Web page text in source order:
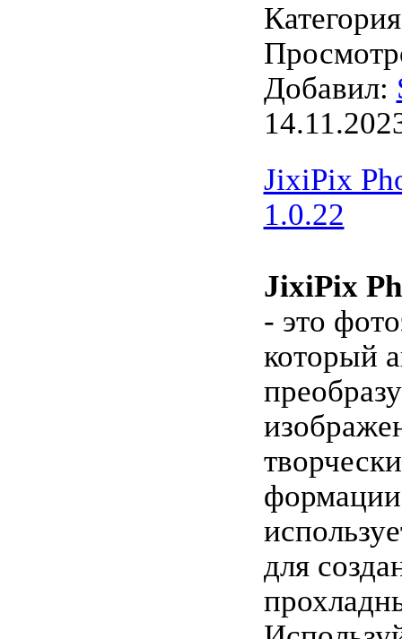
Добавил:
JixiPix
1.0.22
JixiPix
- это
который
для